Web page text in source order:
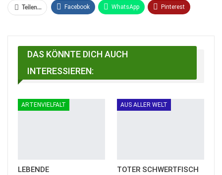
Teilen... Facebook WhatsApp Pinterest
Facebook Messenger
DAS KÖNNTE DICH AUCH
INTERESSIEREN:
ARTENVIELFALT
LEBENDE
AUS ALLER WELT
TOTER SCHWERTFISCH